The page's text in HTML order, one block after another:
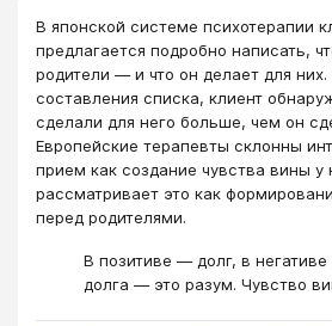
В японской системе психотерапии
предлагается подробно написать,
родители — и что он делает для
составления списка, клиент
сделали для него больше, чем он
Европейские терапевты склонны
прием как создание чувства вины
рассматривает это как
перед родителями.
В позитиве — долг, в
долга — это разум. Чувство